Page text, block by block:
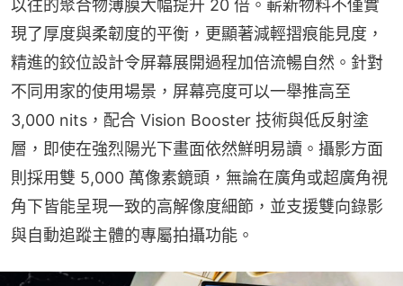
以往的聚合物薄膜大幅提升 20 倍。嶄新物料不僅實
現了厚度與柔韌度的平衡，更顯著減輕摺痕能見度，
精進的鉸位設計令屏幕展開過程加倍流暢自然。針對
不同用家的使用場景，屏幕亮度可以一舉推高至
3,000 nits，配合 Vision Booster 技術與低反射塗
層，即使在強烈陽光下畫面依然鮮明易讀。攝影方面
則採用雙 5,000 萬像素鏡頭，無論在廣角或超廣角視
角下皆能呈現一致的高解像度細節，並支援雙向錄影
與自動追蹤主體的專屬拍攝功能。